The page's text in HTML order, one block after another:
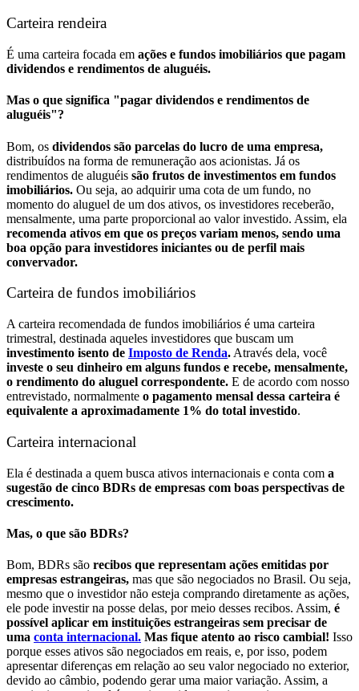
Carteira rendeira
É uma carteira focada em ações e fundos imobiliários que pagam
dividendos e rendimentos de aluguéis.
Mas o que significa "pagar dividendos e rendimentos de
aluguéis"?
Bom, os dividendos são parcelas do lucro de uma empresa,
distribuídos na forma de remuneração aos acionistas. Já os
rendimentos de aluguéis são frutos de investimentos em fundos
imobiliários. Ou seja, ao adquirir uma cota de um fundo, no
momento do aluguel de um dos ativos, os investidores receberão,
mensalmente, uma parte proporcional ao valor investido. Assim, ela
recomenda ativos em que os preços variam menos, sendo uma
boa opção para investidores iniciantes ou de perfil mais
convervador.
Carteira de fundos imobiliários
A carteira recomendada de fundos imobiliários é uma carteira
trimestral, destinada aqueles investidores que buscam um
investimento isento de Imposto de Renda. Através dela, você
investe o seu dinheiro em alguns fundos e recebe, mensalmente,
o rendimento do aluguel correspondente. E de acordo com nosso
entrevistado, normalmente o pagamento mensal dessa carteira é
equivalente a aproximadamente 1% do total investido.
Carteira internacional
Ela é destinada a quem busca ativos internacionais e conta com a
sugestão de cinco BDRs de empresas com boas perspectivas de
crescimento.
Mas, o que são BDRs?
Bom, BDRs são recibos que representam ações emitidas por
empresas estrangeiras, mas que são negociados no Brasil. Ou seja,
mesmo que o investidor não esteja comprando diretamente as ações,
ele pode investir na posse delas, por meio desses recibos. Assim, é
possível aplicar em instituições estrangeiras sem precisar de
uma conta internacional. Mas fique atento ao risco cambial! Isso
porque esses ativos são negociados em reais, e, por isso, podem
apresentar diferenças em relação ao seu valor negociado no exterior,
devido ao câmbio, podendo gerar uma maior variação. Assim, a